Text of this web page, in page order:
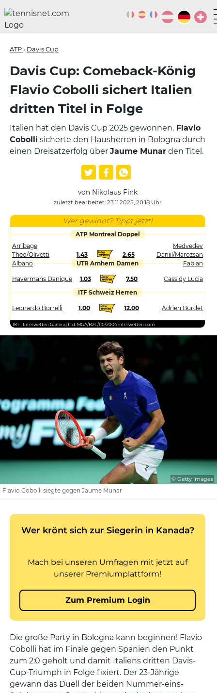
ATP› Davis Cup
Davis Cup: Comeback-König
Flavio Cobolli sichert Italien
dritten Titel in Folge
Italien hat den Davis Cup 2025 gewonnen. Flavio
Cobolli sicherte den Hausherren in Bologna durch
einen Dreisatzerfolg über Jaume Munar den Titel.
von Nikolaus Fink
zuletzt bearbeitet: 23.11.2025, 20:18 Uhr
Wer gewinnt? Tippt jetzt!
ATP Montreal Doppel
Arribage
Theo/Olivetti
Albano
1.43 2.65
Medvedev
Daniil/Marozsan
Fabian
UTR Arnhem Damen
Havermans Danique 1.03 7.50
Cassidy Lucia
ITF Schweiz Herren
Leonardo Borrelli 1.00 12.00 Adrien Burdet
18+ | Interwetten Gaming Ltd. MGA/B2C/110/2004 interwetten.com
© Getty Images
Flavio Cobolli siegte gegen Jaume Munar
Die große Party in Bologna kann beginnen! Flavio
Cobolli hat im Finale gegen Spanien den Punkt
zum 2:0 geholt und damit Italiens dritten Davis-
Cup-Triumph in Folge fixiert. Der 23-Jährige
gewann das Duell der beiden Nummer-eins-